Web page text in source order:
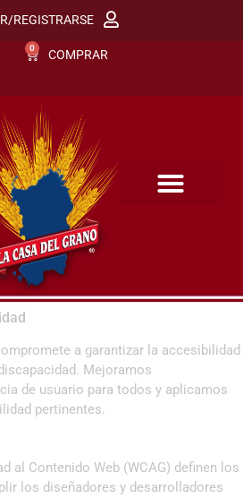
REGISTRARSE
0 COMPRAR
a garantizar la accesibilidad
Mejoramos
de usuario para todos y aplicamos
pertinentes.
al Contenido Web (WCAG) definen los
los diseñadores y desarrolladores